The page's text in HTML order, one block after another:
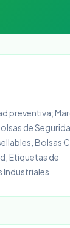
preventiva;
de
Bolsas
Etiquetas de
Industriales